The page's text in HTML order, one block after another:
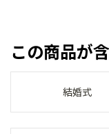
この商品が
結婚式